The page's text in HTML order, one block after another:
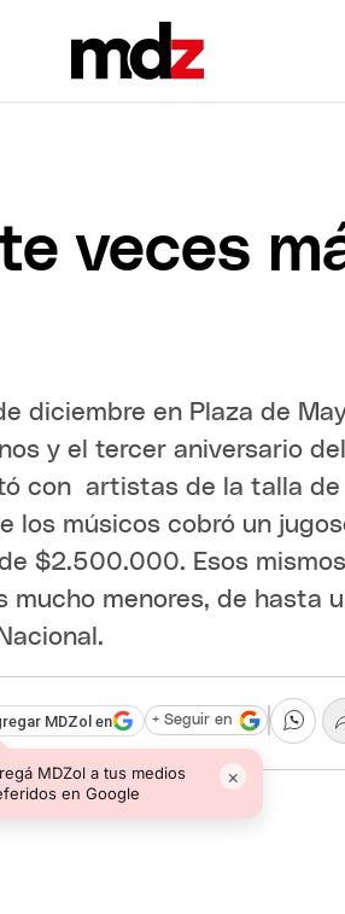
veces
diciembre en Plaza de
y el tercer aniversario del
con artistas de la talla de
los músicos cobró un
$2.500.000. Esos mismos
menores, de hasta
MDZol en
MDZol a tus medios
en Google
×
+ Seguir en